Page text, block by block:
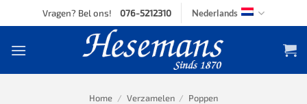
to
Vragen? Bel ons! 076-5212310 Nederlands
Home / Verzamelen / Poppen